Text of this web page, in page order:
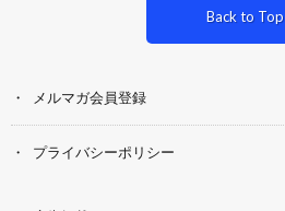
Back to Top
メルマガ会員登録
プライバシーポリシー